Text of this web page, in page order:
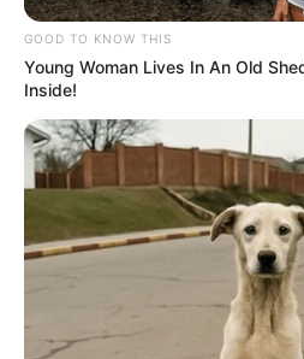
PUBLICAÇÕES RELACIONADAS
Notícia
PUBLICAÇÃO RECENTE
5 doramas na Netflix para fãs
de IU após "Se a Vida Te Der
Tangerinas..."
FAÇA O SEU COMENTÁRIO AQUI!
GOOD TO KNOW THIS
Young Woman Lives In An Old
Inside!